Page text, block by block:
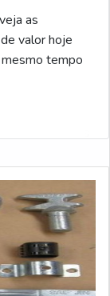
as
valor hoje
tempo
a ferramenta
sobre